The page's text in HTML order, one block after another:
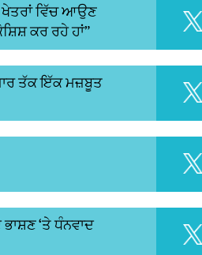
ਖੇਤਰਾਂ ਵਿੱਚ ਆਉਣ
ਕਰ ਰਹੇ ਹਾਂ”
ਤੱਕ ਇੱਕ ਮਜ਼ਬੂਤ
‘ਤੇ ਧੰਨਵਾਦ